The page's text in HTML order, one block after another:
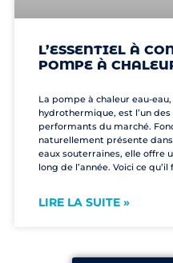
L’ESSENTIEL À
POMPE À
La pompe à chaleur eau-
hydrothermique, est l’un
performants du marché.
naturellement présente
eaux souterraines, elle offre
long de l’année. Voici ce
LIRE LA SUITE »